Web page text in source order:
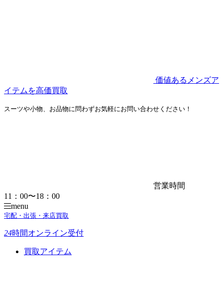
価値あるメンズア
イテムを高価買取
スーツや小物、お品物に問わずお気軽にお問い合わせください！
営業時間
11：00〜18：00
menu
宅配・出張・来店買取
24時間オンライン受付
買取アイテム